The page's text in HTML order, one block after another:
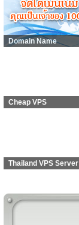
Domain Name
Cheap VPS
Thailand VPS Server